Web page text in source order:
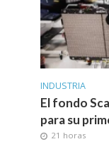
INDUSTRIA
El fondo
para su
21 horas